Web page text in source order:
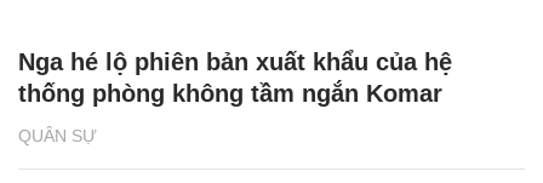
QUÂN SỰ
Nga hé lộ phiên bản xuất khẩu của hệ
thống phòng không tầm ngắn Komar